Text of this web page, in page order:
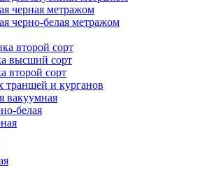
черная метражом
черно-белая метражом
второй сорт
высший сорт
второй сорт
траншей и курганов
вакуумная
белая